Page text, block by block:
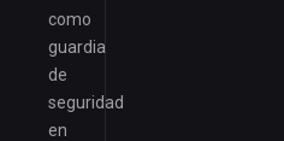
como
guardia
de
seguridad
en